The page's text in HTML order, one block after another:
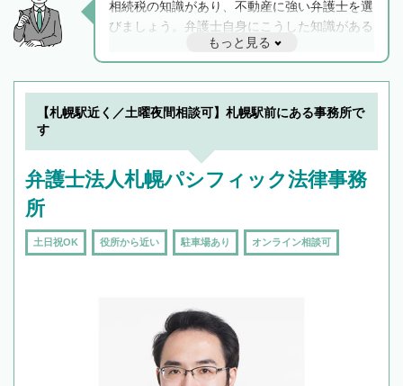
相続税の知識があり、不動産に強い弁護士を選
びましょう。弁護士自身にこうした知識がある
と他士業との連携もスムーズに進み、トラブル
解決のみならず相続をトータルで任せることが
できます。また、相続は感情がからむ分野なの
でフィーリングも重要です。実際に電話や面談
もっと見る
【札幌駅近く／土曜夜間相談可】札幌駅前にある事務所で
す
弁護士法人札幌パシフィック法律事務
所
土日祝OK 役所から近い 駐車場あり オンライン相談可